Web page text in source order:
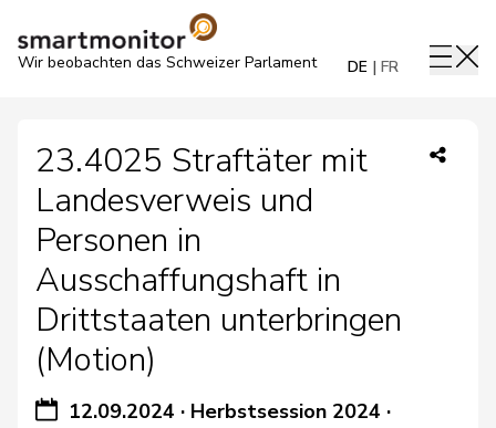
Wir beobachten das Schweizer Parlament DE FR
23.4025 Straftäter mit
Landesverweis und
Personen in
Ausschaffungshaft in
Drittstaaten unterbringen
(Motion)
12.09.2024 · Herbstsession 2024 ·